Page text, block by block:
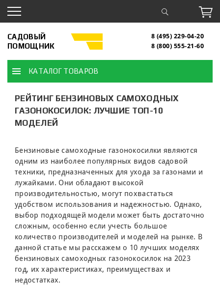
САДОВЫЙ
ПОМОЩНИК
8 (495) 229-04-20
8 (800) 555-21-60
КАТАЛОГ ТОВАРОВ
РЕЙТИНГ БЕНЗИНОВЫХ САМОХОДНЫХ
ГАЗОНОКОСИЛОК: ЛУЧШИЕ ТОП-10
МОДЕЛЕЙ
Бензиновые самоходные газонокосилки являются
одним из наиболее популярных видов садовой
техники, предназначенных для ухода за газонами и
лужайками. Они обладают высокой
производительностью, могут похвастаться
удобством использования и надежностью. Однако,
выбор подходящей модели может быть достаточно
сложным, особенно если учесть большое
количество производителей и моделей на рынке. В
данной статье мы расскажем о 10 лучших моделях
бензиновых самоходных газонокосилок на 2023
год, их характеристиках, преимуществах и
недостатках.